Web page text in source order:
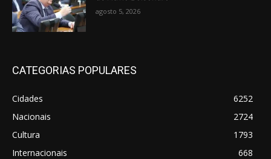
agosto 5, 2026
CATEGORIAS POPULARES
Cidades
6252
Nacionais
2724
Cultura
1793
Internacionais
668